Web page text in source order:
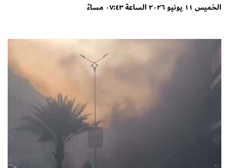
الخميس ١١ يونيو ٢٠٢٦ الساعة ٠٧:٤٣ مساءً